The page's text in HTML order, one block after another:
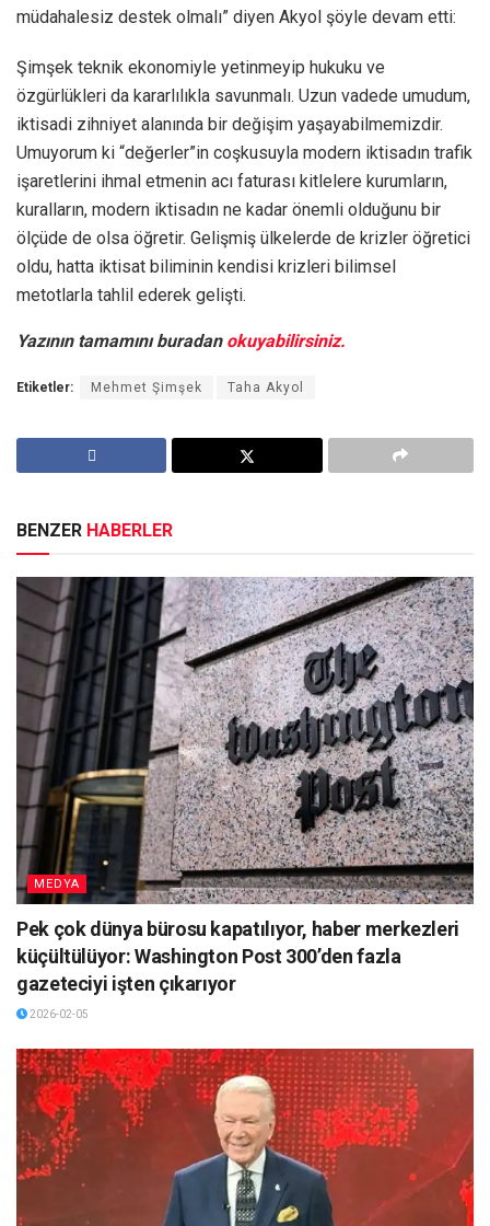
müdahalesiz destek olmalı” diyen Akyol şöyle devam etti:
Şimşek teknik ekonomiyle yetinmeyip hukuku ve
özgürlükleri da kararlılıkla savunmalı. Uzun vadede umudum,
iktisadi zihniyet alanında bir değişim yaşayabilmemizdir.
Umuyorum ki “değerler”in coşkusuyla modern iktisadın trafik
işaretlerini ihmal etmenin acı faturası kitlelere kurumların,
kuralların, modern iktisadın ne kadar önemli olduğunu bir
ölçüde de olsa öğretir. Gelişmiş ülkelerde de krizler öğretici
oldu, hatta iktisat biliminin kendisi krizleri bilimsel
metotlarla tahlil ederek gelişti.
Yazının tamamını buradan okuyabilirsiniz.
Etiketler: Mehmet Şimşek Taha Akyol
BENZER HABERLER
MEDYA
Pek çok dünya bürosu kapatılıyor, haber merkezleri
küçültülüyor: Washington Post 300’den fazla
gazeteciyi işten çıkarıyor
2026-02-05